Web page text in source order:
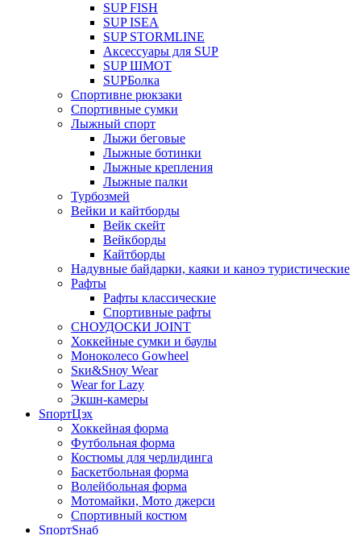
SUP FISH
SUP ISEA
SUP STORMLINE
Аксессуары для SUP
SUP ШМОТ
SUPБолка
Спортивне рюкзаки
Спортивные сумки
Лыжный спорт
Лыжи беговые
Лыжные ботинки
Лыжные крепления
Лыжные палки
Турбозмей
Вейки и кайтборды
Вейк скейт
Вейкборды
Кайтборды
Надувные байдарки, каяки и каноэ туристические
Рафты
Рафты классические
Спортивные рафты
СНОУДОСКИ JOINT
Хоккейные сумки и баулы
Моноколесо Gowheel
Sки&Sноу Wear
Wear for Lazy
Экшн-камеры
SпортЦэх
Хоккейная форма
Футбольная форма
Костюмы для черлидинга
Баскетбольная форма
Волейбольная форма
Мотомайки, Мото джерси
Спортивный костюм
SпортSнаб